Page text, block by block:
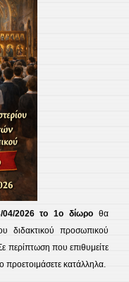
04/2026 το 1ο δίωρο θα
διδακτικού προσωπικού
περίπτωση που επιθυμείτε
προετοιμάσετε κατάλληλα.